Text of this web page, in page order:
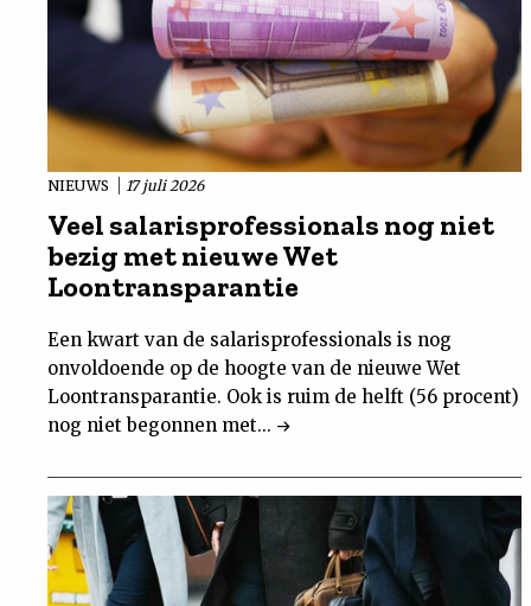
NIEUWS 17 juli 2026
Veel salarisprofessionals nog niet
bezig met nieuwe Wet
Loontransparantie
Een kwart van de salarisprofessionals is nog
onvoldoende op de hoogte van de nieuwe Wet
Loontransparantie. Ook is ruim de helft (56 procent)
nog niet begonnen met...